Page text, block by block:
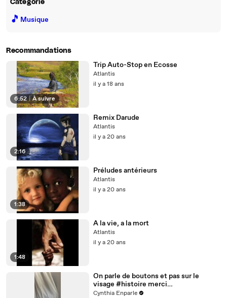
Catégorie
🎵 Musique
Recommandations
6:52 | À suivre
Trip Auto-Stop en Ecosse
Atlantis
il y a 18 ans
2:16
Remix Darude
Atlantis
il y a 20 ans
1:38
Préludes antérieurs
Atlantis
il y a 20 ans
1:48
A la vie, a la mort
Atlantis
il y a 20 ans
On parle de boutons et pas sur le
visage #histoire merci
@studio_paillette prêt*
Cynthia Enparle